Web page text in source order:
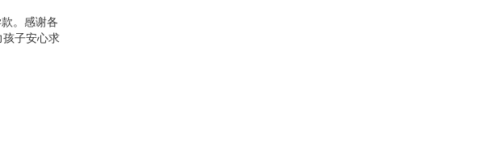
。感谢各
孩子安心求